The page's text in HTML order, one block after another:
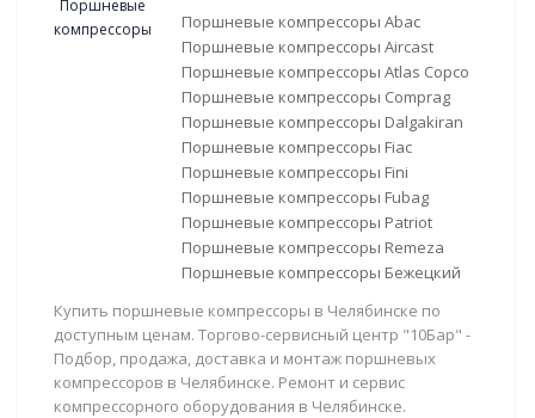
Поршневые компрессоры Abac
Поршневые компрессоры Aircast
Поршневые компрессоры Atlas Copco
Поршневые компрессоры Comprag
Поршневые компрессоры Dalgakiran
Поршневые компрессоры Fiac
Поршневые компрессоры Fini
Поршневые компрессоры Fubag
Поршневые компрессоры Patriot
Поршневые компрессоры Remeza
Поршневые компрессоры Бежецкий
Купить поршневые компрессоры в Челябинске по
доступным ценам. Торгово-сервисный центр "10Бар" -
Подбор, продажа, доставка и монтаж поршневых
компрессоров в Челябинске. Ремонт и сервис
компрессорного оборудования в Челябинске.